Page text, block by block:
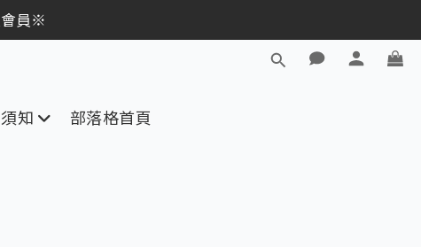
逛活動商品
會員※
知 部落格首頁